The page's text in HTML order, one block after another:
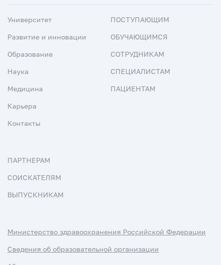
Университет
Развитие и инновации
Образование
Наука
Медицина
Карьера
Контакты
ПОСТУПАЮЩИМ
ОБУЧАЮЩИМСЯ
СОТРУДНИКАМ
СПЕЦИАЛИСТАМ
ПАЦИЕНТАМ
ПАРТНЕРАМ
СОИСКАТЕЛЯМ
ВЫПУСКНИКАМ
Министерство здравоохранения Российской Федерации
Сведения об образовательной организации